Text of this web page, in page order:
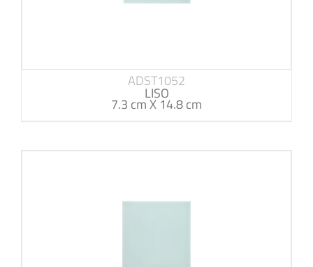
ADST1052
LISO
7.3 cm X 14.8 cm